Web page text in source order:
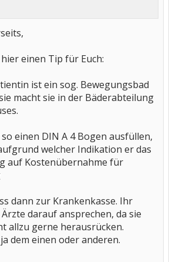
einen Tip für Euch:
ist ein sog. Bewegungsbad
macht sie in der Bäderabteilung
einen DIN A 4 Bogen ausfüllen,
welcher Indikation er das
auf Kostenübernahme für
dann zur Krankenkasse. Ihr
darauf ansprechen, da sie
allzu gerne herausrücken.
dem einen oder anderen.